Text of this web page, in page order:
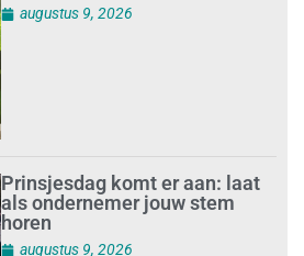
augustus 9, 2026
Prinsjesdag komt er aan: laat
als ondernemer jouw stem
horen
augustus 9, 2026